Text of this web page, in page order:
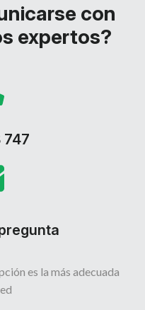
con
expertos?
747
es la más adecuada